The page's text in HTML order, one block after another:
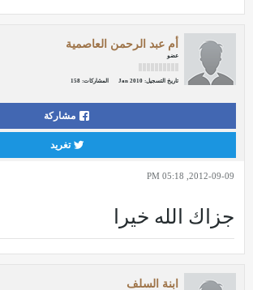
أم عبد الرحمن العاصمية
عضو
تاريخ التسجيل: Jan 2010 المشاركات: 158
مشاركة
تغريد
2012-09-09, 05:18 PM
جزاك الله خيرا
ابنة السلف